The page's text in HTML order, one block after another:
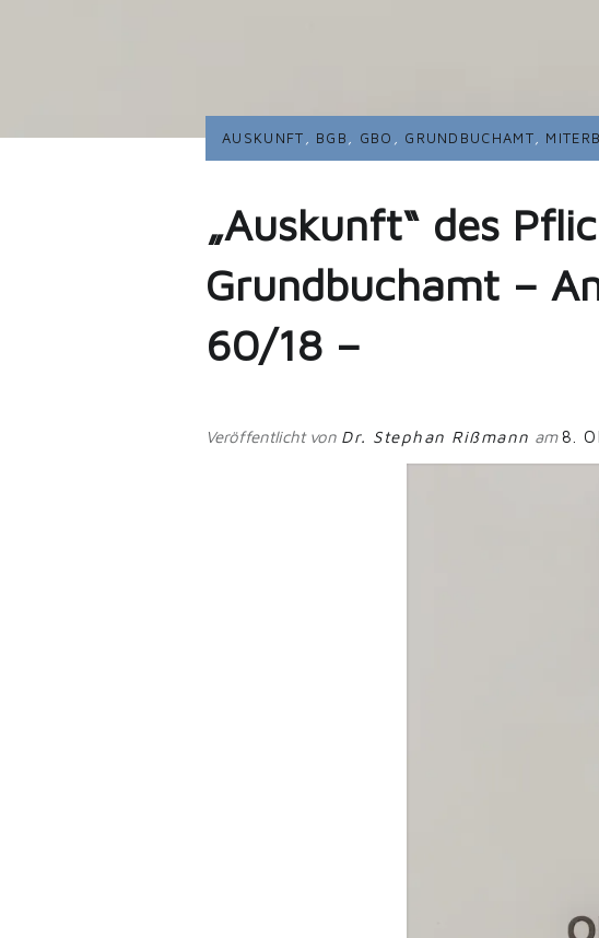
AUSKUNFT BGB GBO GRUNDBUCHAMT
„Auskunft“ des
Grundbuchamt –
60/18 –
Veröffentlicht von Dr. Stephan Rißmann am8.